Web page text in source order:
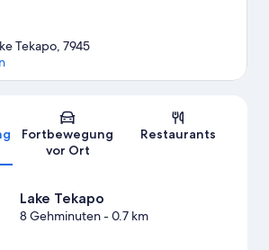
Karte
Tekapo, 7945
Fortbewegung
vor Ort
Restaurants
Lake Tekapo
8 Gehminuten- 0.7 km